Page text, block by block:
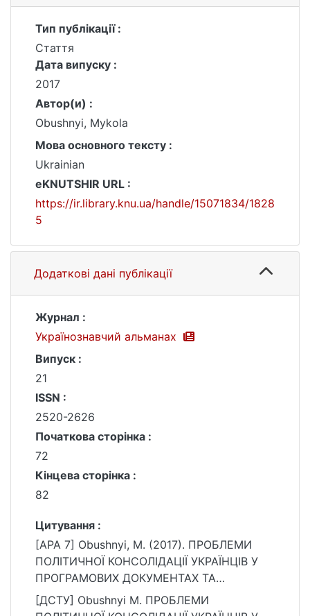
Тип публікації :
Стаття
Дата випуску :
2017
Автор(и) :
Obushnyi, Mykola
Мова основного тексту :
Ukrainian
eKNUTSHIR URL :
https://ir.library.knu.ua/handle/15071834/1828
5
Додаткові дані публікації
Журнал :
Українознавчий альманах
Випуск :
21
ISSN :
2520-2626
Початкова сторінка :
72
Кінцева сторінка :
82
Цитування :
[APA 7] Obushnyi, M. (2017). ПРОБЛЕМИ
ПОЛІТИЧНОЇ КОНСОЛІДАЦІЇ УКРАЇНЦІВ У
ПРОГРАМОВИХ ДОКУМЕНТАХ ТА
ДІЯЛЬНОСТІ УКРАЇНСЬКИХ ПОЛІТИЧНИХ
ПАРТІЙ. Українознавчий альманах, (21), 72–
[ДСТУ] Obushnyi M. ПРОБЛЕМИ